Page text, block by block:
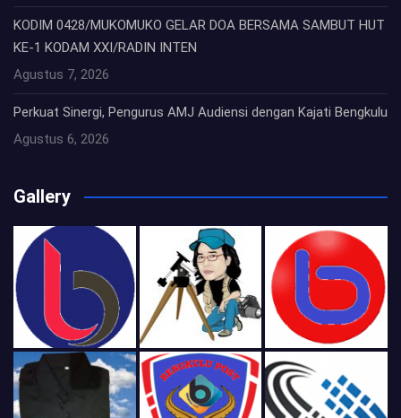
KODIM 0428/MUKOMUKO GELAR DOA BERSAMA SAMBUT HUT
KE-1 KODAM XXI/RADIN INTEN
Agustus 7, 2026
Perkuat Sinergi, Pengurus AMJ Audiensi dengan Kajati Bengkulu
Agustus 6, 2026
Gallery